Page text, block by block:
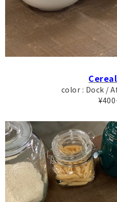
color : Dock /